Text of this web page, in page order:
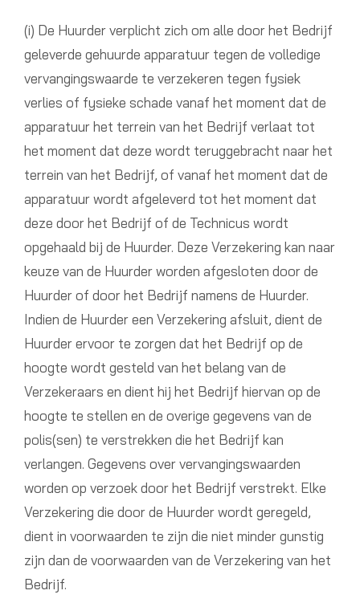
(i) De Huurder verplicht zich om alle door het Bedrijf
geleverde gehuurde apparatuur tegen de volledige
vervangingswaarde te verzekeren tegen fysiek
verlies of fysieke schade vanaf het moment dat de
apparatuur het terrein van het Bedrijf verlaat tot
het moment dat deze wordt teruggebracht naar het
terrein van het Bedrijf, of vanaf het moment dat de
apparatuur wordt afgeleverd tot het moment dat
deze door het Bedrijf of de Technicus wordt
opgehaald bij de Huurder. Deze Verzekering kan naar
keuze van de Huurder worden afgesloten door de
Huurder of door het Bedrijf namens de Huurder.
Indien de Huurder een Verzekering afsluit, dient de
Huurder ervoor te zorgen dat het Bedrijf op de
hoogte wordt gesteld van het belang van de
Verzekeraars en dient hij het Bedrijf hiervan op de
hoogte te stellen en de overige gegevens van de
polis(sen) te verstrekken die het Bedrijf kan
verlangen. Gegevens over vervangingswaarden
worden op verzoek door het Bedrijf verstrekt. Elke
Verzekering die door de Huurder wordt geregeld,
dient in voorwaarden te zijn die niet minder gunstig
zijn dan de voorwaarden van de Verzekering van het
Bedrijf.